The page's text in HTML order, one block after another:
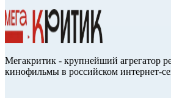
Мегакритик - крупнейший агрегатор
кинофильмы в российском интернет-